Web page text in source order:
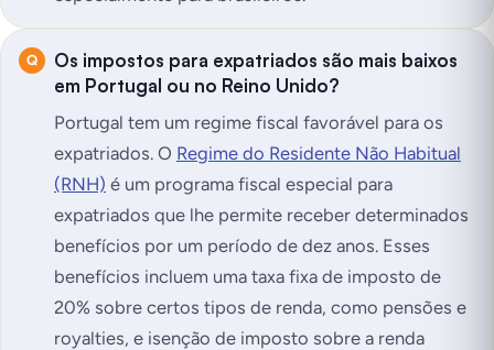
Os impostos para expatriados são mais baixos
em Portugal ou no Reino Unido?
Portugal tem um regime fiscal favorável para os
expatriados. O Regime do Residente Não Habitual
(RNH) é um programa fiscal especial para
expatriados que lhe permite receber determinados
benefícios por um período de dez anos. Esses
benefícios incluem uma taxa fixa de imposto de
20% sobre certos tipos de renda, como pensões e
royalties, e isenção de imposto sobre a renda